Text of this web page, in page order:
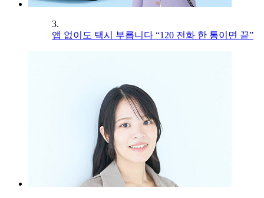
3.
앱 없이도 택시 부릅니다 “120 전화 한 통이면 끝”